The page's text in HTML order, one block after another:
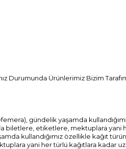
Durumunda Ürünlerimiz Bizim
gündelik yaşamda
etiketlere, mektuplara yani
kullandığımız özellikle kağıt
yani her türlü kağıtlara kadar